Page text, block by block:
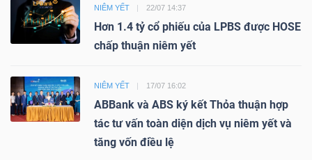
NIÊM YẾT 22/07 14:37
Hơn 1.4 tỷ cổ phiếu của LPBS được HOSE
chấp thuận niêm yết
NIÊM YẾT 17/07 16:02
ABBank và ABS ký kết Thỏa thuận hợp
tác tư vấn toàn diện dịch vụ niêm yết và
tăng vốn điều lệ